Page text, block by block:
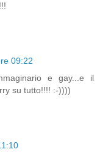
09:22
e gay...e il
su tutto!!!! :-))))